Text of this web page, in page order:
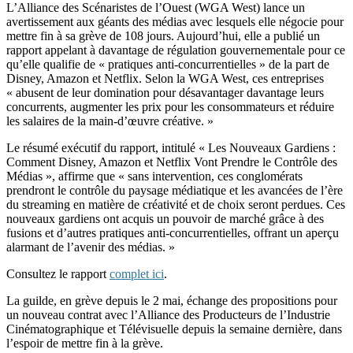
L’Alliance des Scénaristes de l’Ouest (WGA West) lance un
avertissement aux géants des médias avec lesquels elle négocie pour
mettre fin à sa grève de 108 jours. Aujourd’hui, elle a publié un
rapport appelant à davantage de régulation gouvernementale pour ce
qu’elle qualifie de « pratiques anti-concurrentielles » de la part de
Disney, Amazon et Netflix. Selon la WGA West, ces entreprises
« abusent de leur domination pour désavantager davantage leurs
concurrents, augmenter les prix pour les consommateurs et réduire
les salaires de la main-d’œuvre créative. »
Le résumé exécutif du rapport, intitulé « Les Nouveaux Gardiens :
Comment Disney, Amazon et Netflix Vont Prendre le Contrôle des
Médias », affirme que « sans intervention, ces conglomérats
prendront le contrôle du paysage médiatique et les avancées de l’ère
du streaming en matière de créativité et de choix seront perdues. Ces
nouveaux gardiens ont acquis un pouvoir de marché grâce à des
fusions et d’autres pratiques anti-concurrentielles, offrant un aperçu
alarmant de l’avenir des médias. »
Consultez le rapport complet ici.
La guilde, en grève depuis le 2 mai, échange des propositions pour
un nouveau contrat avec l’Alliance des Producteurs de l’Industrie
Cinématographique et Télévisuelle depuis la semaine dernière, dans
l’espoir de mettre fin à la grève.